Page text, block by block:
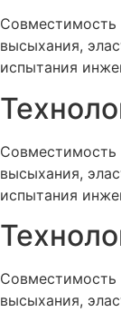
Совместимость
высыхания,
испытания
Совместимость
высыхания,
испытания
Совместимость
высыхания,